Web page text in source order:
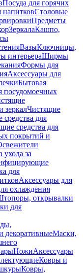
Посуда для горячих
напитковСтоловые
Предметы
ЗеркалаКашпо,
ВазыКлючницы,
интерьераШирмы
Формы для
Аксессуары для
Бытовая
посудомоечных
зеркалЧистящие
средства для
средства для
покрытий и
ухода за
для
Аксессуары для
охлаждения
открывалки
для
декоративныеМаски,
НожиАксессуары
Ковры и
Ковры,